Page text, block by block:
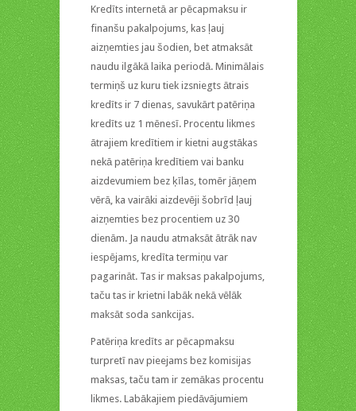
Kredīts internetā ar pēcapmaksu ir
finanšu pakalpojums, kas ļauj
aizņemties jau šodien, bet atmaksāt
naudu ilgākā laika periodā. Minimālais
termiņš uz kuru tiek izsniegts ātrais
kredīts ir 7 dienas, savukārt patēriņa
kredīts uz 1 mēnesī. Procentu likmes
ātrajiem kredītiem ir kietni augstākas
nekā patēriņa kredītiem vai banku
aizdevumiem bez ķīlas, tomēr jāņem
vērā, ka vairāki aizdevēji šobrīd ļauj
aizņemties bez procentiem uz 30
dienām. Ja naudu atmaksāt ātrāk nav
iespējams, kredīta termiņu var
pagarināt. Tas ir maksas pakalpojums,
taču tas ir krietni labāk nekā vēlāk
maksāt soda sankcijas.
Patēriņa kredīts ar pēcapmaksu
turpretī nav pieejams bez komisijas
maksas, taču tam ir zemākas procentu
likmes. Labākajiem piedāvājumiem